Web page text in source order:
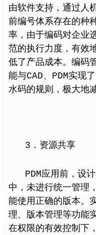
由软件支持，通过人
前编号体系存在的种
率，由于编码对企业
范的执行力度，有效
低了产品成本。编码
能与CAD、PDM实现
水码的规则，极大地
3．资源共享
PDM应用前，设计
中，未进行统一管理
能使用正确的版本。
理、版本管理等功能
在权限的有效控制下